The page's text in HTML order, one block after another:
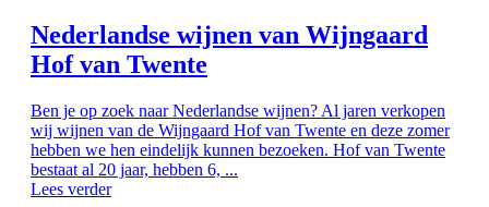
Nederlandse wijnen van Wijngaard
Hof van Twente
Ben je op zoek naar Nederlandse wijnen? Al jaren verkopen
wij wijnen van de Wijngaard Hof van Twente en deze zomer
hebben we hen eindelijk kunnen bezoeken. Hof van Twente
bestaat al 20 jaar, hebben 6, ...
Lees verder